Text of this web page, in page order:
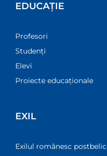
EDUCAȚIE
Profesori
Studenți
Elevi
Proiecte educaționale
EXIL
Exilul românesc postbelic